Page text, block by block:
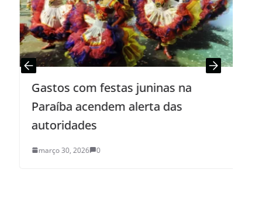
Gastos com festas juninas na
Paraíba acendem alerta das
autoridades
março 30, 2026 0